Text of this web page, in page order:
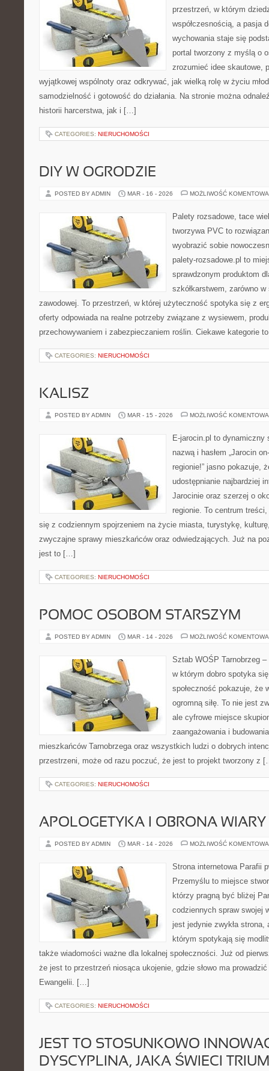
przestrzeń, w którym
współczesnością, a pasja
wychowania staje się
portal tworzony z myślą o
zrozumieć idee skautowe,
wyjątkowej wspólnoty oraz odkrywać, jak wielką rolę w życiu
samodzielność i gotowość do działania. Na stronie można
historii harcerstwa, jak i […]
CATEGORIES: NIERUCHOMOŚCI
DIY W OGRODZIE
POSTED BY ADMIN MAR - 16 - 2026 MOŻLIWOŚĆ
Palety rozsadowe, tace
tworzywa PVC to
wyobrazić sobie
palety-rozsadowe.pl to
sprawdzonym produktom
szkółkarstwem, zarówno
zawodowej. To przestrzeń, w której użyteczność spotyka się z
oferty odpowiada na realne potrzeby związane z wysiewem,
przechowywaniem i zabezpieczaniem roślin. Ciekawe kategorie
CATEGORIES: NIERUCHOMOŚCI
KALISZ
POSTED BY ADMIN MAR - 15 - 2026 MOŻLIWOŚĆ
E-jarocin.pl to
nazwą i hasłem „Jarocin
regionie!” jasno pokazuje,
udostępnianie najbardziej
Jarocinie oraz szerzej o
regionie. To centrum
się z codziennym spojrzeniem na życie miasta, turystykę,
zwyczajne sprawy mieszkańców oraz odwiedzających. Już na
jest to […]
CATEGORIES: NIERUCHOMOŚCI
POMOC OSOBOM STARSZYM
POSTED BY ADMIN MAR - 14 - 2026 MOŻLIWOŚĆ
Sztab WOŚP Tarnobrzeg
w którym dobro spotyka
społeczność pokazuje, że
ogromną siłę. To nie jest
ale cyfrowe miejsce
zaangażowania i
mieszkańców Tarnobrzega oraz wszystkich ludzi o dobrych
przestrzeni, może od razu poczuć, że jest to projekt tworzony z
CATEGORIES: NIERUCHOMOŚCI
APOLOGETYKA I OBRONA WIARY
POSTED BY ADMIN MAR - 14 - 2026 MOŻLIWOŚĆ
Strona internetowa Parafii
Przemyślu to miejsce
którzy pragną być bliżej
codziennych spraw swojej
jest jedynie zwykła strona,
którym spotykają się
także wiadomości ważne dla lokalnej społeczności. Już od
że jest to przestrzeń niosąca ukojenie, gdzie słowo ma
Ewangelii. […]
CATEGORIES: NIERUCHOMOŚCI
JEST TO STOSUNKOWO
DYSCYPLINA, JAKA ŚWIECI